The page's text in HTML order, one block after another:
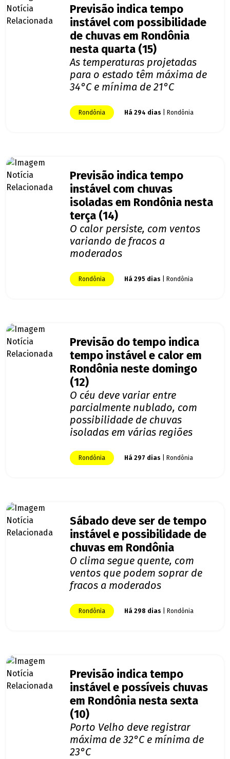
Previsão indica tempo
instável com possibilidade
de chuvas em Rondônia
nesta quarta (15)
As temperaturas projetadas
para o estado têm máxima de
34°C e mínima de 21°C
Rondônia Há 294 dias | Rondônia
Previsão indica tempo
instável com chuvas
isoladas em Rondônia nesta
terça (14)
O calor persiste, com ventos
variando de fracos a
moderados
Rondônia Há 295 dias | Rondônia
Previsão do tempo indica
tempo instável e calor em
Rondônia neste domingo
(12)
O céu deve variar entre
parcialmente nublado, com
possibilidade de chuvas
isoladas em várias regiões
Rondônia Há 297 dias | Rondônia
Sábado deve ser de tempo
instável e possibilidade de
chuvas em Rondônia
O clima segue quente, com
ventos que podem soprar de
fracos a moderados
Rondônia Há 298 dias | Rondônia
Previsão indica tempo
instável e possíveis chuvas
em Rondônia nesta sexta
(10)
Porto Velho deve registrar
máxima de 32°C e mínima de
23°C